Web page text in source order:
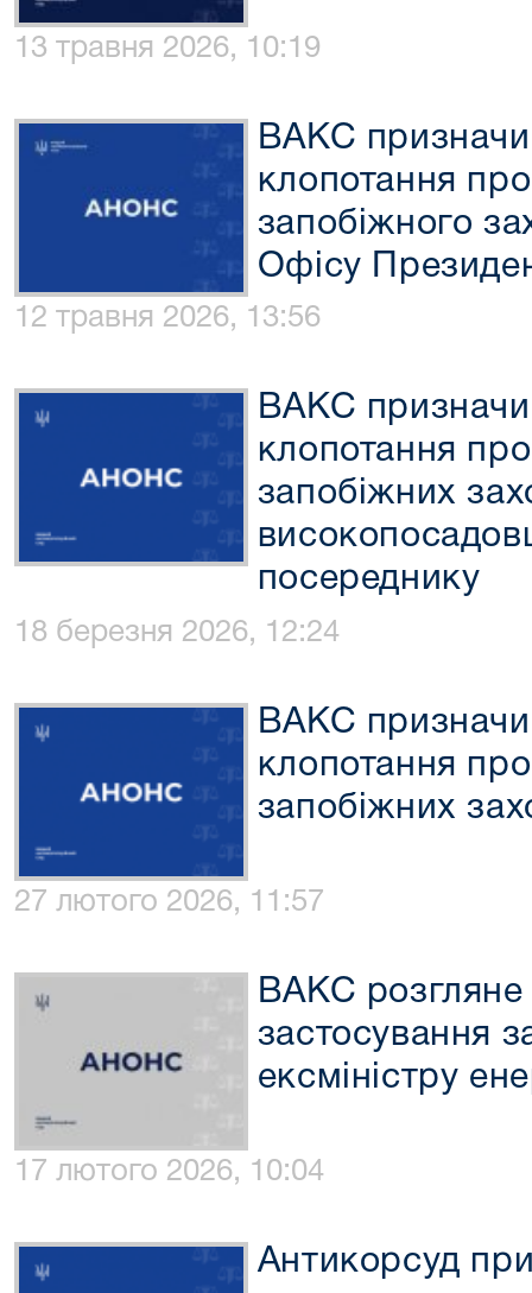
13 травня 2026, 10:19
ВАКС
клопотання
запобіжного
Офісу
12 травня 2026, 13:56
ВАКС
клопотання
запобіжних
посереднику
18 березня 2026, 12:24
ВАКС
клопотання
запобіжних
27 лютого 2026, 11:57
ВАКС розгляне
застосування
ексміністру
17 лютого 2026, 10:04
Антикорсуд